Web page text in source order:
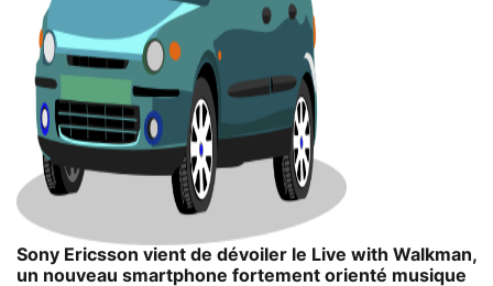
Sony Ericsson vient de dévoiler le Live with Walkman,
un nouveau smartphone fortement orienté musique